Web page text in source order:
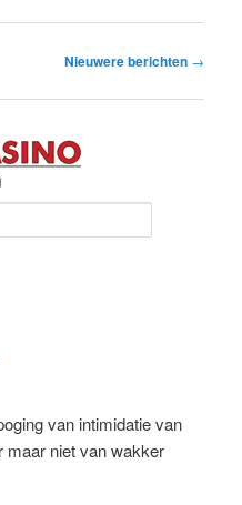
Nieuwere berichten →
van intimidatie van
maar niet van wakker